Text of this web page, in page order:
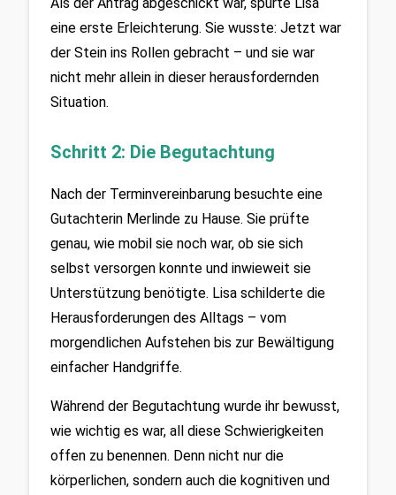
eine erste Erleichterung. Sie wusste: Jetzt war
der Stein ins Rollen gebracht – und sie war
nicht mehr allein in dieser herausfordernden
Situation.
Schritt 2: Die Begutachtung
Nach der Terminvereinbarung besuchte eine
Gutachterin Merlinde zu Hause. Sie prüfte
genau, wie mobil sie noch war, ob sie sich
selbst versorgen konnte und inwieweit sie
Unterstützung benötigte. Lisa schilderte die
Herausforderungen des Alltags – vom
morgendlichen Aufstehen bis zur Bewältigung
einfacher Handgriffe.
Während der Begutachtung wurde ihr bewusst,
wie wichtig es war, all diese Schwierigkeiten
offen zu benennen. Denn nicht nur die
körperlichen, sondern auch die kognitiven und